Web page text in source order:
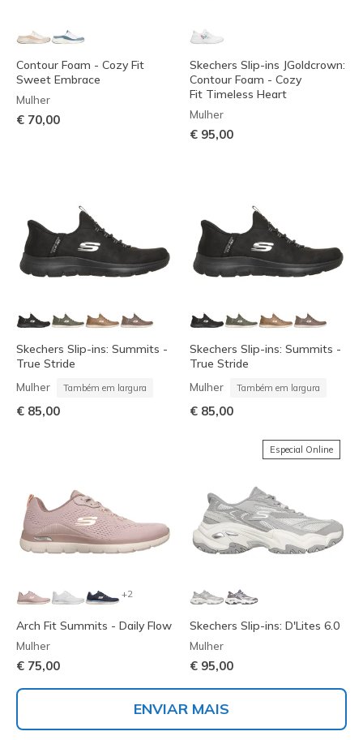
Contour Foam - Cozy Fit
Sweet Embrace
Mulher
€ 70,00
Skechers Slip-ins JGoldcrown:
Contour Foam - Cozy
Fit Timeless Heart
Mulher
€ 95,00
Skechers Slip-ins: Summits -
True Stride
Mulher Também em largura
€ 85,00
Skechers Slip-ins: Summits -
True Stride
Mulher Também em largura
€ 85,00
+2
Arch Fit Summits - Daily Flow
Mulher
€ 75,00
Especial Online
Skechers Slip-ins: D'Lites 6.0
Mulher
€ 95,00
ENVIAR MAIS